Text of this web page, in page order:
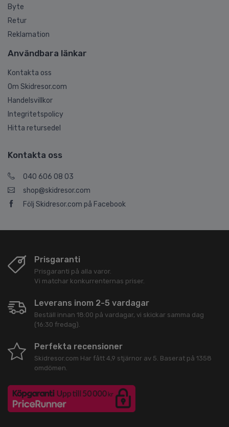
Byte
Retur
Reklamation
Användbara länkar
Kontakta oss
Om Skidresor.com
Handelsvillkor
Integritetspolicy
Hitta retursedel
Kontakta oss
040 606 08 03
shop@skidresor.com
Följ Skidresor.com på Facebook
Prisgaranti
Prisgaranti på alla varor.
Vi matchar konkurrenternas priser.
Leverans inom 2-5 vardagar
Beställ innan 18:00 på vardagar, vi skickar samma dag
(16:30 fredag).
Perfekta recensioner
Skidresor.com Har fått 4,9 stjärnor av 5. Baserat på 1358
omdömen.